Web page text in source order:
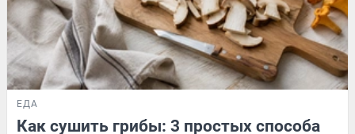
ЕДА
Как сушить грибы: 3 простых способа